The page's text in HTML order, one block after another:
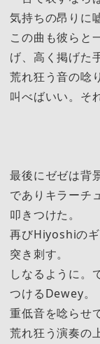
気持ちの昂りに
この曲も彼らと
げ、高く掲げた
荒れ狂う音の唸
叫べばいい。そ
最後にゼゼは背
でありキラーチ
叩きつけた。
再びHiyoshiの
突き刺す。
しなるように。
つけるDewey。
重低音を唸らせ
荒れ狂う演奏の